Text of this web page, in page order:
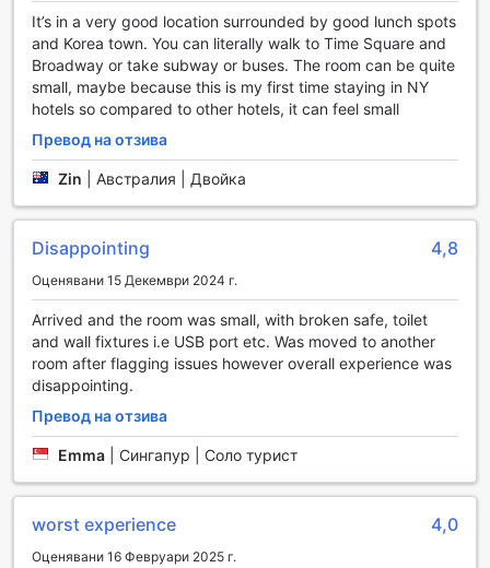
Фитнес центърът е проектиран с внимание към
детайла, осигурявайки ви комфорт и вдъхновение по
време на тренировка. Независимо дали предпочитате
кардио упражнения, силови тренировки или просто
искате да се разтегнете след дълъг ден, тук ще
намерите всичко необходимо. С удобна обстановка и
професионално оборудване, The James New York -
Nomad е идеалното място за активни гости, които искат
да останат в форма дори по време на пътуване.
The James New York - Nomad предлага изключителни
удобства, които гарантират комфорт и спокойствие на
своите гости. Възможността за пране и химическо
чистене е на разположение, за да осигури свежест на
вашето облекло, независимо дали сте в града за бизнес
или почивка. Услугата за стая предлага удобство и
напитки в уюта на вашата стая. За допълнителна
сигурност, хотелът предлага сейфове за съхранение на
ценности, а консиержът е на разположение, за да
помогне с всякакви въпроси или резервации, които
може да имате по време на престоя си.
Свободният достъп до Wi-Fi в обществените зони и
безплатният Wi-Fi във всички стаи осигуряват
It’s in a very good location surrounded by good lunch spots
and Korea town. You can literally walk to Time Square and
Broadway or take subway or buses. The room can be quite
small, maybe because this is my first time staying in NY
hotels so compared to other hotels, it can feel small
Превод на отзива
Zin Австралия | Двойка
Disappointing 4,8
Оценявани 15 Декември 2024 г.
Arrived and the room was small, with broken safe, toilet
and wall fixtures i.e USB port etc. Was moved to another
room after flagging issues however overall experience was
disappointing.
Превод на отзива
Emma Сингапур | Соло турист
worst experience 4,0
Оценявани 16 Февруари 2025 г.